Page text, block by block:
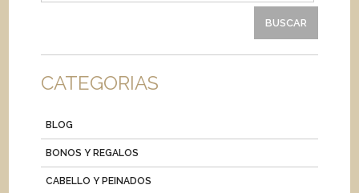
CATEGORIAS
BLOG
BONOS Y REGALOS
CABELLO Y PEINADOS